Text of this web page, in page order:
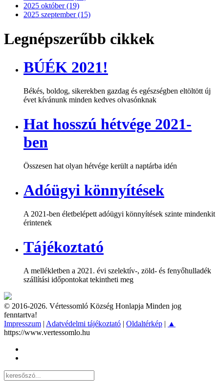
2025 október (19)
2025 szeptember (15)
Legnépszerűbb cikkek
BÚÉK 2021!
Békés, boldog, sikerekben gazdag és egészségben eltöltött új
évet kívánunk minden kedves olvasónknak
Hat hosszú hétvége 2021-
ben
Összesen hat olyan hétvége került a naptárba idén
Adóügyi könnyítések
A 2021-ben életbelépett adóügyi könnyítések szinte mindenkit
érintenek
Tájékoztató
A mellékletben a 2021. évi szelektív-, zöld- és fenyőhulladék
szállítási időpontokat tekintheti meg
© 2016-2026. Vértessomló Község Honlapja Minden jog
fenntartva!
Impresszum | Adatvédelmi tájékoztató | Oldaltérkép | ▲
https://www.vertessomlo.hu